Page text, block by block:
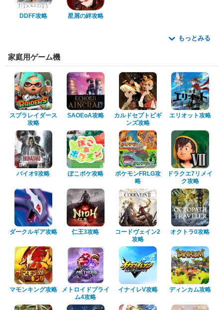
DDFF攻略 星屑の絆攻略
もっとみる
家庭用ゲーム機
スプラレイダース
攻略
SAOEoA攻略
カルドセプトビギ
ンズ攻略
エリオット攻略
バイオ9攻略 ぽこポケ攻略
ポケモンFRLG攻
略
ドラクエ7リメイ
ク攻略
ダークルギア攻略 仁王3攻略
コードヴェイン2
攻略
オクトラ0攻略
マモンキング攻略
メトロイドプライ
ム4攻略
イナイレV攻略 ディンカム攻略